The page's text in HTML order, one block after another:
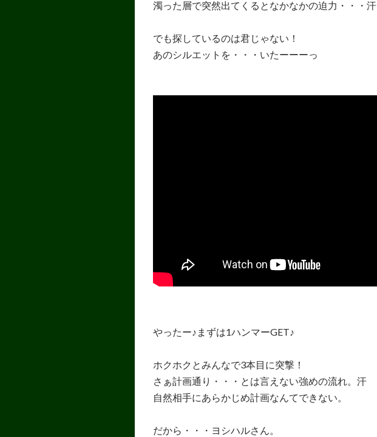
濁った層で突然出てくるとなかなかの迫力・・・汗
でも探しているのは君じゃない！
あのシルエットを・・・いたーーーっ
やったー♪まずは1ハンマーGET♪
ホクホクとみんなで3本目に突撃！
さぁ計画通り・・・とは言えない強めの流れ。汗
自然相手にあらかじめ計画なんてできない。
だから・・・ヨシハルさん。